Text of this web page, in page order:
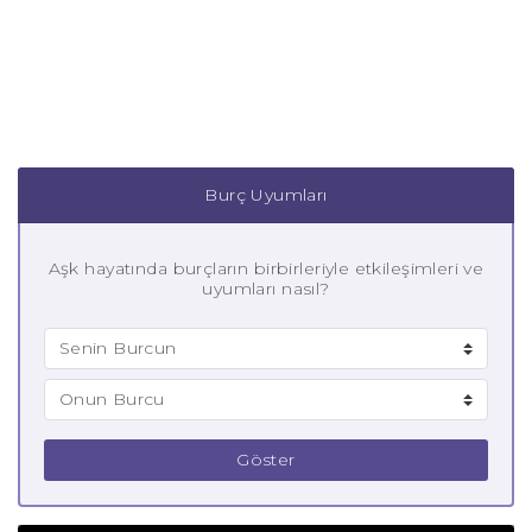
Burç Uyumları
Aşk hayatında burçların birbirleriyle etkileşimleri ve
uyumları nasıl?
Göster